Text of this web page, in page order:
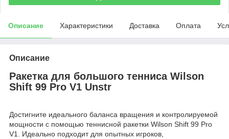
Описание Характеристики Доставка Оплата
Описание
Ракетка для большого тенниса Wilson
Shift 99 Pro V1 Unstr
Достигните идеального баланса вращения и контролируемой
мощности с помощью теннисной ракетки Wilson Shift 99 Pro
V1. Идеально подходит для опытных игроков,